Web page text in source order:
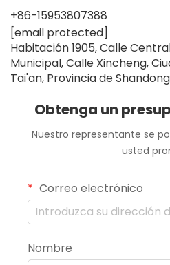
+86-15953807388
[email protected]
Habitación 1905, Calle
Municipal, Calle Xincheng,
Tai'an, Provincia de Shandong
Obtenga un
Nuestro representante se
usted
Correo electrónico
Nombre